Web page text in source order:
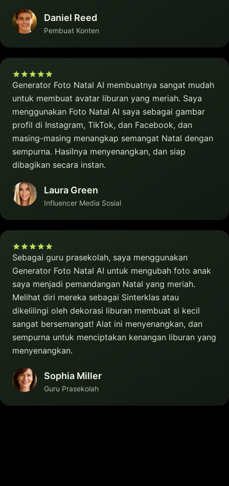
Daniel Reed
Pembuat Konten
Generator Foto Natal AI membuatnya sangat mudah
untuk membuat avatar liburan yang meriah. Saya
menggunakan Foto Natal AI saya sebagai gambar
profil di Instagram, TikTok, dan Facebook, dan
masing-masing menangkap semangat Natal dengan
sempurna. Hasilnya menyenangkan, dan siap
dibagikan secara instan.
Laura Green
Influencer Media Sosial
Sebagai guru prasekolah, saya menggunakan
Generator Foto Natal AI untuk mengubah foto anak
saya menjadi pemandangan Natal yang meriah.
Melihat diri mereka sebagai Sinterklas atau
dikelilingi oleh dekorasi liburan membuat si kecil
sangat bersemangat! Alat ini menyenangkan, dan
sempurna untuk menciptakan kenangan liburan yang
menyenangkan.
Sophia Miller
Guru Prasekolah